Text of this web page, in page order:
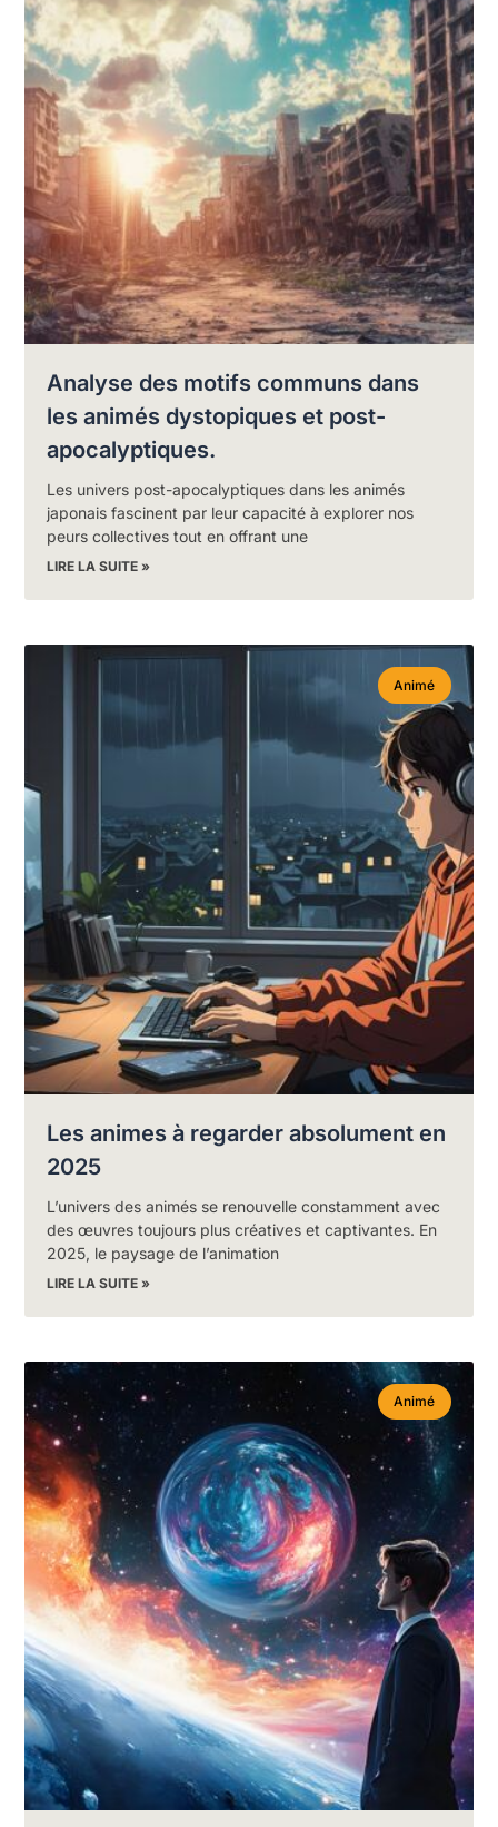
Analyse des motifs communs dans
les animés dystopiques et post-
apocalyptiques.
Les univers post-apocalyptiques dans les animés
japonais fascinent par leur capacité à explorer nos
peurs collectives tout en offrant une
LIRE LA SUITE »
Animé
Les animes à regarder absolument en
2025
L’univers des animés se renouvelle constamment avec
des œuvres toujours plus créatives et captivantes. En
2025, le paysage de l’animation
LIRE LA SUITE »
Animé